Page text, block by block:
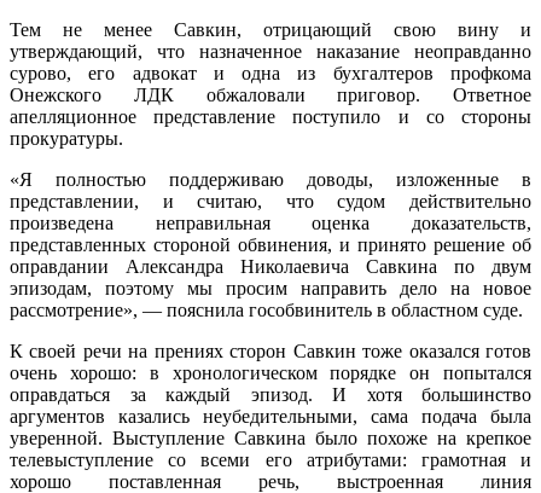
Тем не менее Савкин, отрицающий свою вину и
утверждающий, что назначенное наказание неоправданно
сурово, его адвокат и одна из бухгалтеров профкома
Онежского ЛДК обжаловали приговор. Ответное
апелляционное представление поступило и со стороны
прокуратуры.
«Я полностью поддерживаю доводы, изложенные в
представлении, и считаю, что судом действительно
произведена неправильная оценка доказательств,
представленных стороной обвинения, и принято решение об
оправдании Александра Николаевича Савкина по двум
эпизодам, поэтому мы просим направить дело на новое
рассмотрение», — пояснила гособвинитель в областном суде.
К своей речи на прениях сторон Савкин тоже оказался готов
очень хорошо: в хронологическом порядке он попытался
оправдаться за каждый эпизод. И хотя большинство
аргументов казались неубедительными, сама подача была
уверенной. Выступление Савкина было похоже на крепкое
телевыступление со всеми его атрибутами: грамотная и
хорошо поставленная речь, выстроенная линия